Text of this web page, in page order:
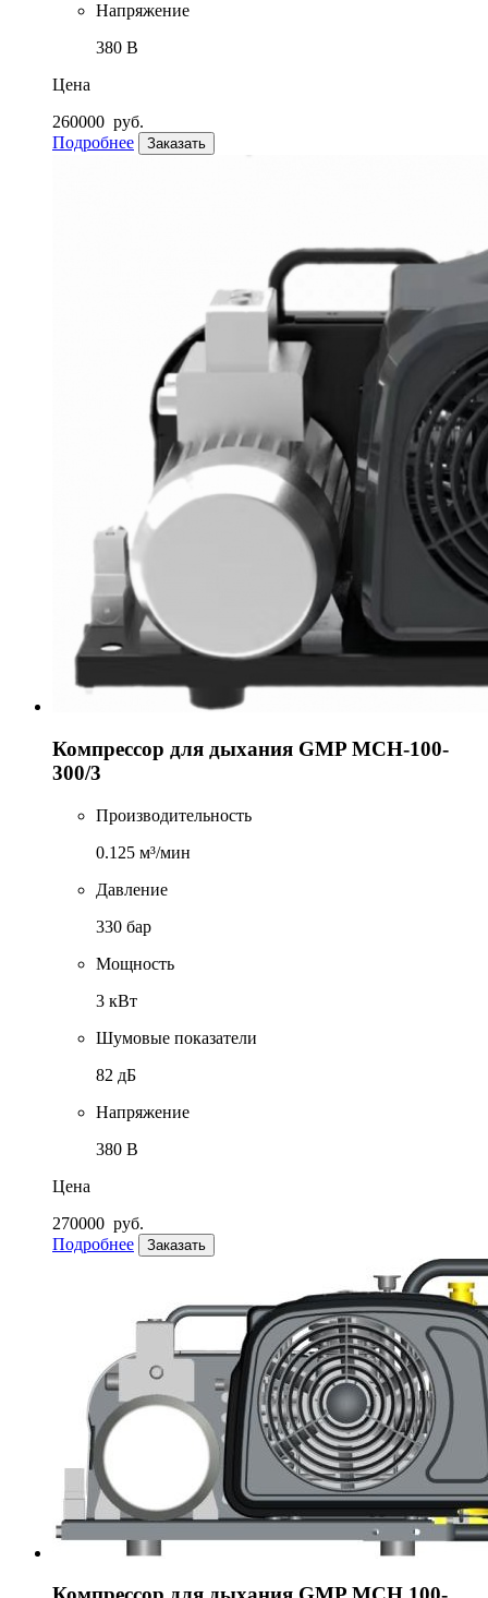
Напряжение
380 В
Цена
260000 руб.
Подробнее
Заказать
Компрессор для дыхания GMP MCH-100-
300/3
Производительность
0.125 м³/мин
Давление
330 бар
Мощность
3 кВт
Шумовые показатели
82 дБ
Напряжение
380 В
Цена
270000 руб.
Подробнее
Заказать